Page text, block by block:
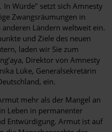
Würde" setzt sich Amnesty
Zwangsräumungen in
Ländern weltweit ein.
und Ziele des neuen
laden wir Sie zum
Direktor von Amnesty
Lüke, Generalsekretärin
ein.
mehr als der Mangel an
Leben in permanenter
Entwürdigung. Armut ist auf